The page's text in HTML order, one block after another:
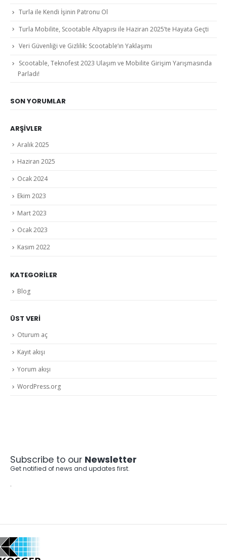
Turla ile Kendi İşinin Patronu Ol
Turla Mobilite, Scootable Altyapısı ile Haziran 2025’te Hayata Geçti
Veri Güvenliği ve Gizlilik: Scootable’ın Yaklaşımı
Scootable, Teknofest 2023 Ulaşım ve Mobilite Girişim Yarışmasında
Parladı!
SON YORUMLAR
ARŞIVLER
Aralık 2025
Haziran 2025
Ocak 2024
Ekim 2023
Mart 2023
Ocak 2023
Kasım 2022
KATEGORILER
Blog
ÜST VERI
Oturum aç
Kayıt akışı
Yorum akışı
WordPress.org
Subscribe to our Newsletter
Get notified of news and updates first.
.